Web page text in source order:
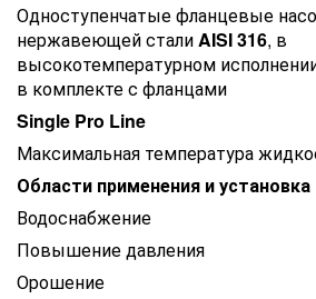
Одноступенчатые фланцевые
нержавеющей стали AISI 316, в
высокотемпературном
в комплекте с фланцами
Single Pro Line
Максимальная температура
Области применения и установка
Водоснабжение
Повышение давления
Орошение